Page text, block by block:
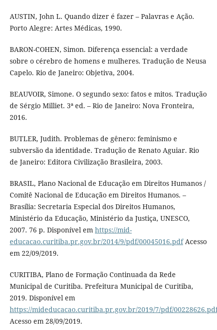
AUSTIN, John L. Quando dizer é fazer – Palavras e Ação.
Porto Alegre: Artes Médicas, 1990.
BARON-COHEN, Simon. Diferença essencial: a verdade
sobre o cérebro de homens e mulheres. Tradução de Neusa
Capelo. Rio de Janeiro: Objetiva, 2004.
BEAUVOIR, Simone. O segundo sexo: fatos e mitos. Tradução
de Sérgio Milliet. 3ª ed. – Rio de Janeiro: Nova Fronteira,
2016.
BUTLER, Judith. Problemas de gênero: feminismo e
subversão da identidade. Tradução de Renato Aguiar. Rio
de Janeiro: Editora Civilização Brasileira, 2003.
BRASIL, Plano Nacional de Educação em Direitos Humanos /
Comitê Nacional de Educação em Direitos Humanos. –
Brasília: Secretaria Especial dos Direitos Humanos,
Ministério da Educação, Ministério da Justiça, UNESCO,
2007. 76 p. Disponível em https://mid-
educacao.curitiba.pr.gov.br/2014/9/pdf/00045016.pdfAcesso
em 22/09/2019.
CURITIBA, Plano de Formação Continuada da Rede
Municipal de Curitiba. Prefeitura Municipal de Curitiba,
2019. Disponível em
https://mideducacao.curitiba.pr.gov.br/2019/7/pdf/
Acesso em 28/09/2019.